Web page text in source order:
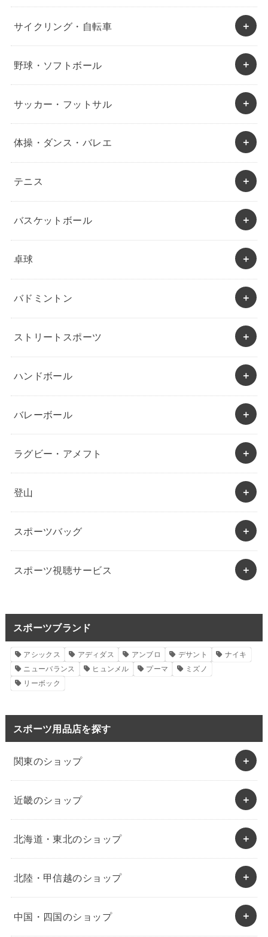
サイクリング・自転車
野球・ソフトボール
サッカー・フットサル
体操・ダンス・バレエ
テニス
バスケットボール
卓球
バドミントン
ストリートスポーツ
ハンドボール
バレーボール
ラグビー・アメフト
登山
スポーツバッグ
スポーツ視聴サービス
スポーツブランド
アシックス アディダス アンブロ デサント
ナイキ
ニューバランス
ヒュンメル プーマ
ミズノ
リーボック
スポーツ用品店を探す
関東のショップ
近畿のショップ
北海道・東北のショップ
北陸・甲信越のショップ
中国・四国のショップ